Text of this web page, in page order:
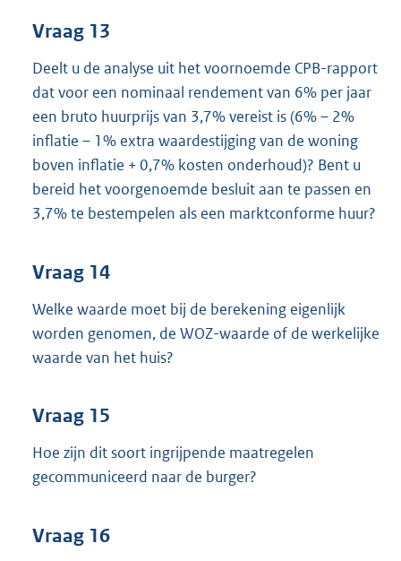
Vraag 13
Deelt u de analyse uit het voornoemde CPB-rapport
dat voor een nominaal rendement van 6% per jaar
een bruto huurprijs van 3,7% vereist is (6% – 2%
inflatie – 1% extra waardestijging van de woning
boven inflatie + 0,7% kosten onderhoud)? Bent u
bereid het voorgenoemde besluit aan te passen en
3,7% te bestempelen als een marktconforme huur?
Vraag 14
Welke waarde moet bij de berekening eigenlijk
worden genomen, de WOZ-waarde of de werkelijke
waarde van het huis?
Vraag 15
Hoe zijn dit soort ingrijpende maatregelen
gecommuniceerd naar de burger?
Vraag 16